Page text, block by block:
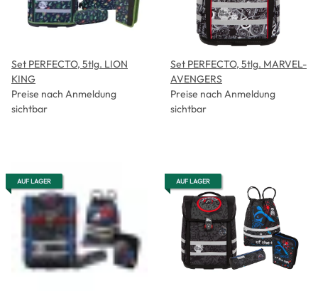
Set PERFECTO, 5tlg. LION
KING
Preise nach Anmeldung
sichtbar
Set PERFECTO, 5tlg. MARVEL-
AVENGERS
Preise nach Anmeldung
sichtbar
AUF LAGER AUF LAGER